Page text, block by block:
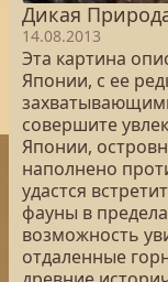
Дикая
14.08.2013
Эта картина
Японии, с ее
совершите
Японии,
наполнено
удастся
фауны в
возможность
отдаленные